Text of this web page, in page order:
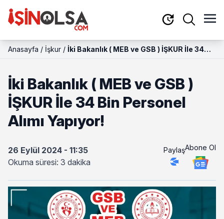
Anasayfa / İşkur / İki Bakanlık ( MEB ve GSB ) İŞKUR İle 34
İki Bakanlık ( MEB ve GSB )
İŞKUR İle 34 Bin Personel
Alımı Yapıyor!
26 Eylül 2024 - 11:35
Okuma süresi: 3 dakika
PaylaşAbone Ol